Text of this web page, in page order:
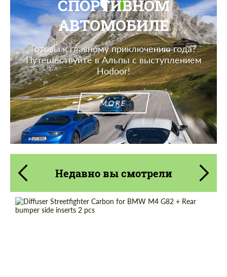
СПОРТИВНОМ
АВТОМОБИЛЕ
Готовы к главному приключению года?
Путешествуйте в Альпы с выступлением
Hodoor!
MORE
Недавно вы смотрели